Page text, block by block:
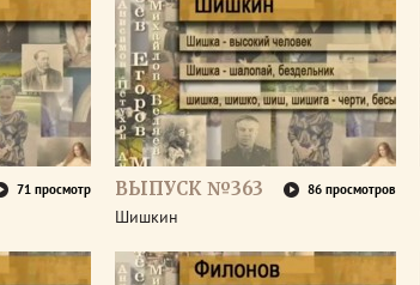
71 просмотр ВЫПУСК №363 86 просмотров
Шишкин